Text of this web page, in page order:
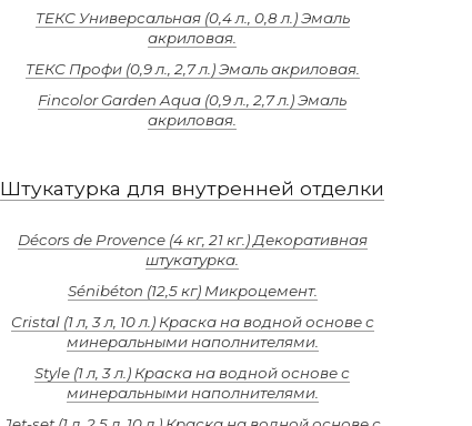
ТЕКС Универсальная (0,4 л., 0,8 л.) Эмаль
акриловая.
ТЕКС Профи (0,9 л., 2,7 л.) Эмаль акриловая.
Fincolor Garden Aqua (0,9 л., 2,7 л.) Эмаль
акриловая.
Штукатурка для внутренней отделки
Décors de Provence (4 кг, 21 кг.) Декоративная
штукатурка.
Sénibéton (12,5 кг) Микроцемент.
Cristal (1 л, 3 л, 10 л.) Краска на водной основе с
минеральными наполнителями.
Style (1 л, 3 л.) Краска на водной основе с
минеральными наполнителями.